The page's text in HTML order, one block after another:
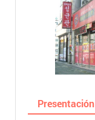
Presentación